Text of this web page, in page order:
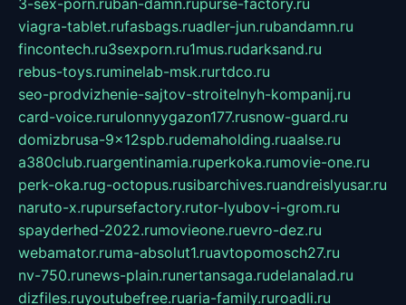
viagra-tablet.rufasbags.ruadler-jun.rubandamn.ru
fincontech.ru3sexporn.ru1mus.rudarksand.ru
rebus-toys.ruminelab-msk.rurtdco.ru
seo-prodvizhenie-sajtov-stroitelnyh-kompanij.ru
card-voice.rurulonnyygazon177.rusnow-guard.ru
domizbrusa-9x12spb.rudemaholding.ruaalse.ru
a380club.ruargentinamia.ruperkoka.rumovie-one.ru
perk-oka.rug-octopus.rusibarchives.ruandreislyusar.ru
naruto-x.rupursefactory.rutor-lyubov-i-grom.ru
spayderhed-2022.rumovieone.ruevro-dez.ru
webamator.ruma-absolut1.ruavtopomosch27.ru
nv-750.runews-plain.runertansaga.rudelanalad.ru
dizfiles.ruyoutubefree.ruaria-family.ruroadli.ru